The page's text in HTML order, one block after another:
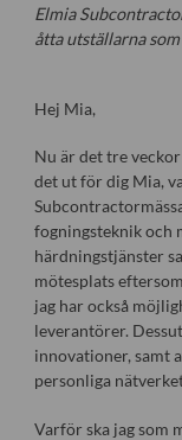
Elmia
åtta utställarna
Hej Mia,
Nu är det tre
det ut för dig Mia,
fogningsteknik och
härdningstjänster
mötesplats
jag har också
leverantörer.
innovationer, samt
personliga
Varför ska jag som